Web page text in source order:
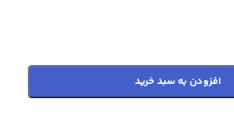
افزودن به سبد خرید